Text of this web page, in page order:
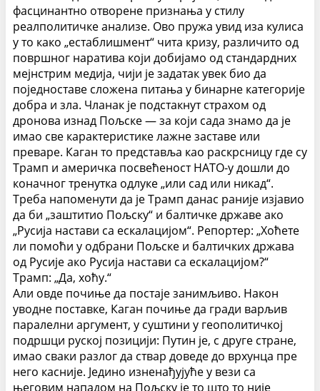
фасцинантно отворене признања у стилу
реалполитичке анализе. Ово пружа увид иза кулиса
у то како „естаблишмент“ чита кризу, различито од
површног наратива који добијамо од стандардних
мејнстрим медија, чији је задатак увек био да
поједноставе сложена питања у бинарне категорије
добра и зла. Чланак је подстакнут страхом од
дронова изнад Пољске — за који сада знамо да је
имао све карактеристике лажне заставе или
преваре. Каган то представља као раскрсницу где су
Трамп и америчка посвећеност НАТО-у дошли до
коначног тренутка одлуке „или сад или никад“.
Треба напоменути да је Трамп данас раније изјавио
да би „заштитио Пољску“ и балтичке државе ако
„Русија настави са ескалацијом“. Репортер: „Хоћете
ли помоћи у одбрани Пољске и балтичких држава
од Русије ако Русија настави са ескалацијом?“
Трамп: „Да, хоћу.“
Али овде почиње да постаје занимљиво. Након
уводне поставке, Каган почиње да гради варљив
паралелни аргумент, у суштини у геополитичкој
подршци руској позицији: Путин је, с друге стране,
имао сваки разлог да ствар доведе до врхунца пре
него касније. Једино изненађујуће у вези са
његовим нападом на Пољску је то што то није